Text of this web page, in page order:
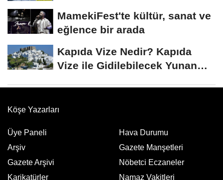
MamekiFest'te kültür, sanat ve
eğlence bir arada
Kapıda Vize Nedir? Kapıda
Vize ile Gidilebilecek Yunan
Köşe Yazarları
Üye Paneli
Arşiv
Gazete Arşivi
Karikatürler
Hava Durumu
Gazete Manşetleri
Nöbetci Eczaneler
Namaz Vakitleri